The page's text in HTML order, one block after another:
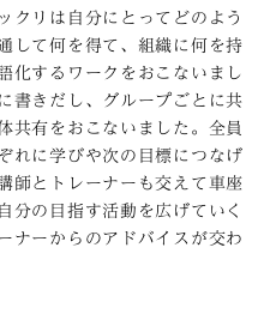
クリは自分にとってどのよう
して何を得て、組織に何を持
化するワークをおこないまし
書きだし、グループごとに共
共有をおこないました。全員
れに学びや次の目標につなげ
師とトレーナーも交えて車座
分の目指す活動を広げていく
ナーからのアドバイスが交わ